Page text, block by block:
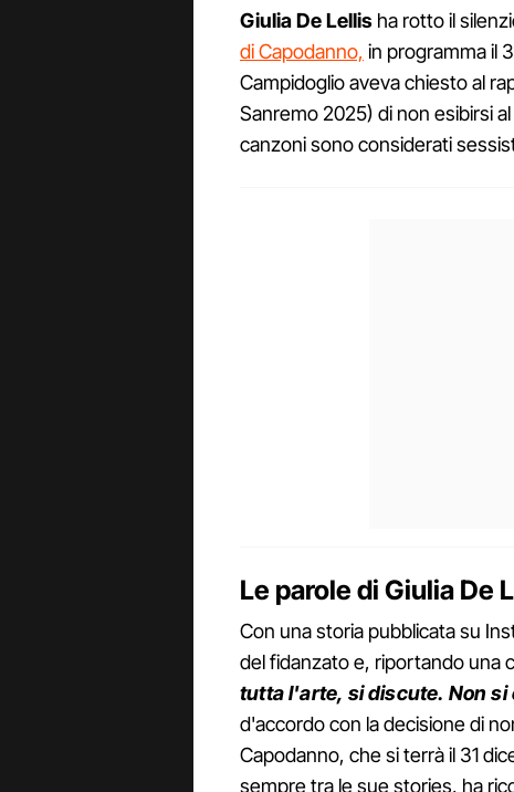
Giulia De Lellis ha rotto il
di Capodanno, in programma il
Campidoglio aveva chiesto al
Sanremo 2025) di non esibirsi
canzoni sono considerati
Le parole di Giulia De
Con una storia pubblicata su
del fidanzato e, riportando una
tutta l'arte, si discute. Non
d'accordo con la decisione di
Capodanno, che si terrà il 31
sempre tra le sue stories, ha